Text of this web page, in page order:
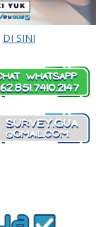
DI SINI